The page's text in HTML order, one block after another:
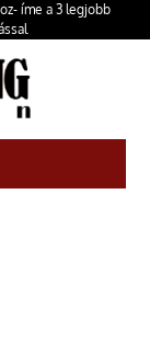
íme a 3 legjobb